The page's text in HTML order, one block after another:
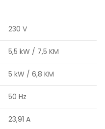
230 V
5,5 kW / 7,5 KM
5 kW / 6,8 KM
50 Hz
23,91 A